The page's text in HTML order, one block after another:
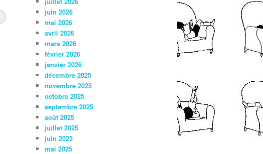
juin 2026
mai 2026
avril 2026
mars 2026
février 2026
janvier 2026
décembre 2025
novembre 2025
octobre 2025
septembre 2025
août 2025
juillet 2025
juin 2025
mai 2025